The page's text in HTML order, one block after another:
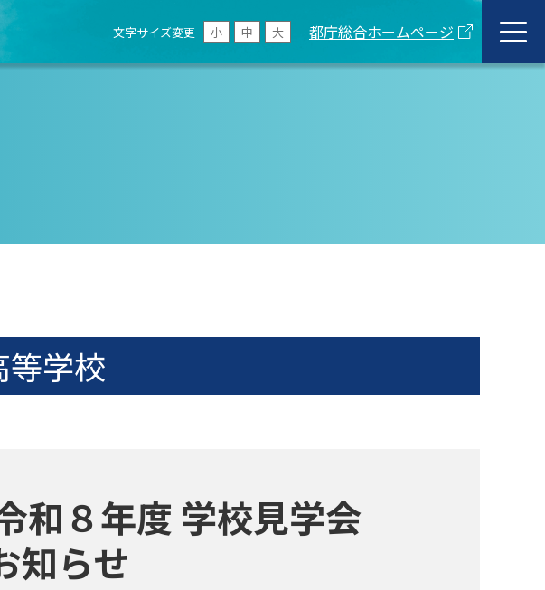
文字サイズ変更 小 中 大 都庁総合ホームページ
学校
和８年度 学校見学会
知らせ